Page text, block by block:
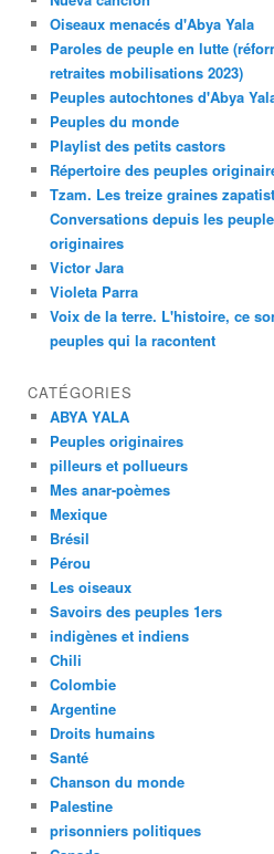
Oiseaux menacés d'Abya Yala
Paroles de peuple en lutte
retraites mobilisations 2023)
Peuples autochtones d'Abya
Peuples du monde
Playlist des petits castors
Répertoire des peuples
Tzam. Les treize graines
Conversations depuis les
originaires
Victor Jara
Violeta Parra
Voix de la terre. L'histoire, ce
peuples qui la racontent
CATÉGORIES
ABYA YALA
Peuples originaires
pilleurs et pollueurs
Mes anar-poèmes
Mexique
Brésil
Pérou
Les oiseaux
Savoirs des peuples 1ers
indigènes et indiens
Chili
Colombie
Argentine
Droits humains
Santé
Chanson du monde
Palestine
prisonniers politiques